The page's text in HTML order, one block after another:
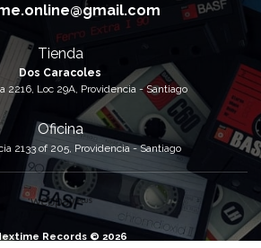
Tienda
Dos Caracoles
2216, Loc 29A, Providencia - Santiago
Oficina
2133 of 205, Providencia - Santiago
Records © 2026